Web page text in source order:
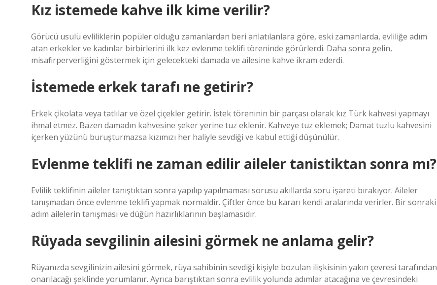
Kız istemede kahve ilk kime verilir?
Görücü usulü evliliklerin popüler olduğu zamanlardan beri anlatılanlara göre, eski zamanlarda, evliliğe adım
atan erkekler ve kadınlar birbirlerini ilk kez evlenme teklifi töreninde görürlerdi. Daha sonra gelin,
misafirperverliğini göstermek için gelecekteki damada ve ailesine kahve ikram ederdi.
İstemede erkek tarafı ne getirir?
Erkek çikolata veya tatlılar ve özel çiçekler getirir. İstek töreninin bir parçası olarak kız Türk kahvesi yapmayı
ihmal etmez. Bazen damadın kahvesine şeker yerine tuz eklenir. Kahveye tuz eklemek; Damat tuzlu kahvesini
içerken yüzünü buruşturmazsa kızımızı her haliyle sevdiği ve kabul ettiği düşünülür.
Evlenme teklifi ne zaman edilir aileler tanistiktan sonra mı?
Evlilik teklifinin aileler tanıştıktan sonra yapılıp yapılmaması sorusu akıllarda soru işareti bırakıyor. Aileler
tanışmadan önce evlenme teklifi yapmak normaldir. Çiftler önce bu kararı kendi aralarında verirler. Bir sonraki
adım ailelerin tanışması ve düğün hazırlıklarının başlamasıdır.
Rüyada sevgilinin ailesini görmek ne anlama gelir?
Rüyanızda sevgilinizin ailesini görmek, rüya sahibinin sevdiği kişiyle bozulan ilişkisinin yakın çevresi tarafından
onarılacağı şeklinde yorumlanır. Ayrıca barıştıktan sonra evlilik yolunda adımlar atacağına ve çevresindeki